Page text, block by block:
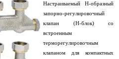
Настраиваемый Н-образный
запорно-регулировочный
клапан (Н-блок) со
встроенным
терморегулировочным
клапаном для компактных